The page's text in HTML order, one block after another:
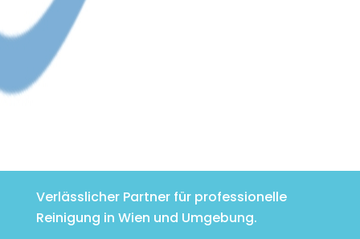
Verlässlicher Partner für professionelle
Reinigung in Wien und Umgebung.